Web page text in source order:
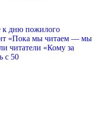
к дню пожилого
«Пока мы читаем — мы
читатели «Кому за
с 50